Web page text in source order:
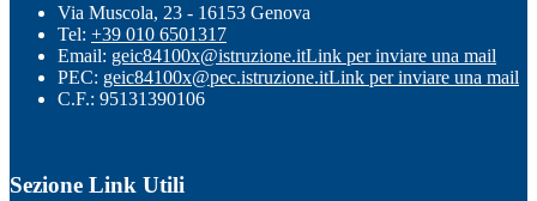
Via Muscola, 23 - 16153 Genova
Tel: +39 010 6501317
Email: geic84100x@istruzione.itLink per inviare una mail
PEC: geic84100x@pec.istruzione.itLink per inviare una mail
C.F.: 95131390106
Sezione Link Utili